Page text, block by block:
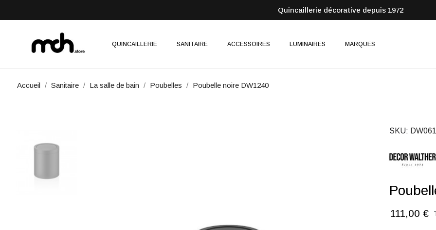
Quincaillerie décorative depuis 1972
QUINCAILLERIE SANITAIRE ACCESSOIRES LUMINAIRES MARQUES
Accueil Sanitaire La salle de bain Poubelles Poubelle noire DW1240
SKU
111,00 €